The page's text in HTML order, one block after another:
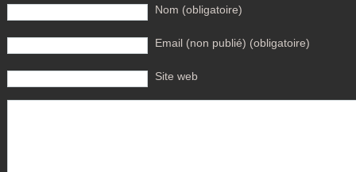
Nom (obligatoire)
Email (non publié) (obligatoire)
Site web